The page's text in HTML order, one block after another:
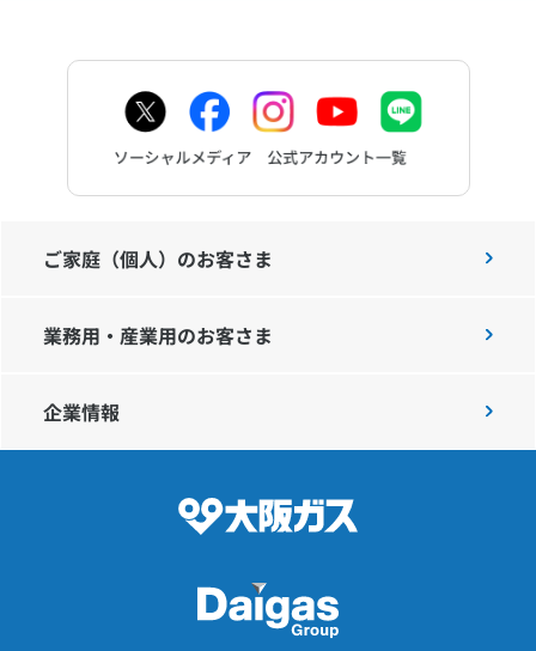
ご家庭（個人）のお客さま
業務用・産業用のお客さま
企業情報